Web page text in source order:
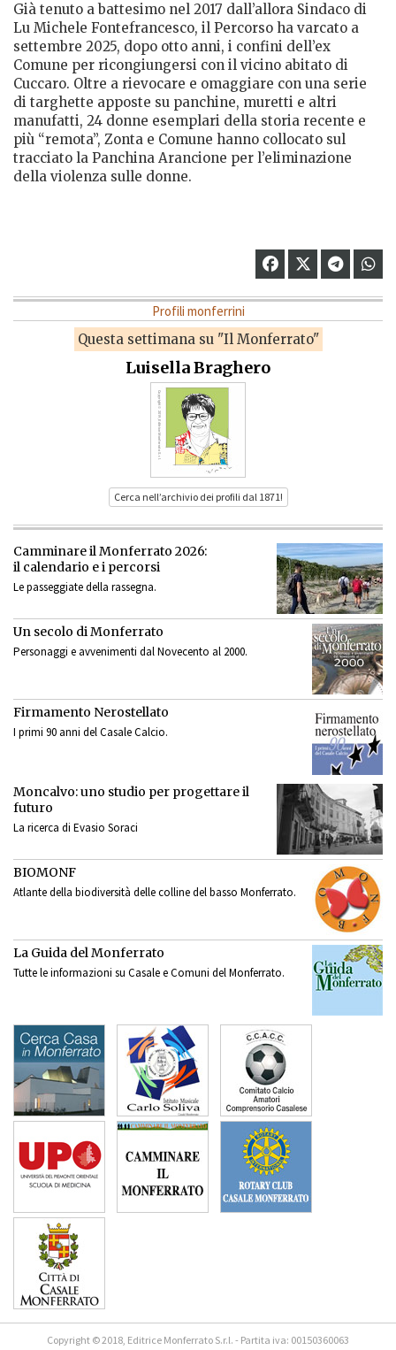
Già tenuto a battesimo nel 2017 dall’allora Sindaco di
Lu Michele Fontefrancesco, il Percorso ha varcato a
settembre 2025, dopo otto anni, i confini dell’ex
Comune per ricongiungersi con il vicino abitato di
Cuccaro. Oltre a rievocare e omaggiare con una serie
di targhette apposte su panchine, muretti e altri
manufatti, 24 donne esemplari della storia recente e
più “remota”, Zonta e Comune hanno collocato sul
tracciato la Panchina Arancione per l’eliminazione
della violenza sulle donne.
Profili monferrini
Questa settimana su "Il Monferrato"
Luisella Braghero
Cerca nell’archivio dei profili dal 1871!
Camminare il Monferrato 2026:
il calendario e i percorsi
Le passeggiate della rassegna.
Un secolo di Monferrato
Personaggi e avvenimenti dal Novecento al 2000.
Firmamento Nerostellato
I primi 90 anni del Casale Calcio.
Moncalvo: uno studio per progettare il
futuro
La ricerca di Evasio Soraci
BIOMONF
Atlante della biodiversità delle colline del basso Monferrato.
La Guida del Monferrato
Tutte le informazioni su Casale e Comuni del Monferrato.
Copyright © 2018, Editrice Monferrato S.r.l. - Partita iva: 00150360063